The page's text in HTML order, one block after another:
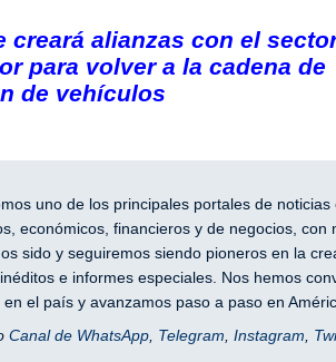
creará alianzas con el
para volver a la cadena de
de vehículos
uno de los principales portales de noticias
económicos, financieros y de negocios, con
sido y seguiremos siendo pioneros en la
e informes especiales. Nos hemos
el país y avanzamos paso a paso en
Canal de WhatsApp, Telegram, Instagram,